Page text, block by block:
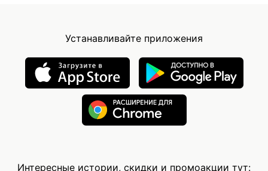
Устанавливайте приложения
Интересные истории, скидки и промоакции тут: